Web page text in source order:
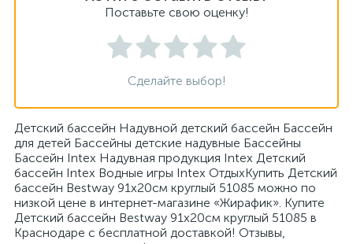
Поставьте свою оценку!
Сделайте выбор!
Детский бассейн Надувной детский бассейн Бассейн
для детей Бассейны детские надувные Бассейны
Бассейн Intex Надувная продукция Intex Детский
бассейн Intex Водные игры Intex ОтдыхКупить Детский
бассейн Bestway 91х20см круглый 51085 можно по
низкой цене в интернет-магазине «Жирафик». Купите
Детский бассейн Bestway 91х20см круглый 51085 в
Краснодаре с бесплатной доставкой! Отзывы,